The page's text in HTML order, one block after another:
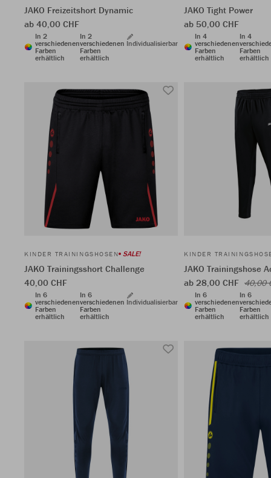
JAKO Freizeitshort Dynamic
ab 40,00 CHF
In 2
verschiedenen
Farben
erhältlich
In 2
verschiedenen
Farben
erhältlich
Individualisierbar
JAKO Tight Power
ab 50,00 CHF
In 4
verschiedenen
Farben
erhältlich
In 4
Farben
erhältlich
KINDER TRAININGSHOSEN SALE!
JAKO Trainingsshort Challenge
40,00 CHF
In 6
verschiedenen
Farben
erhältlich
In 6
verschiedenen
Farben
erhältlich
Individualisierbar
KINDER
JAKO Trainingshose
ab 28,00 CHF 40,00
In 6
verschiedenen
Farben
erhältlich
In 6
Farben
erhältlich